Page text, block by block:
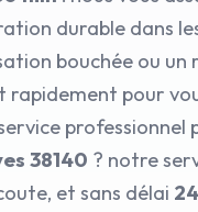
durable dans
bouchée ou un
rapidement pour
professionnel
38140 ? notre
et sans délai